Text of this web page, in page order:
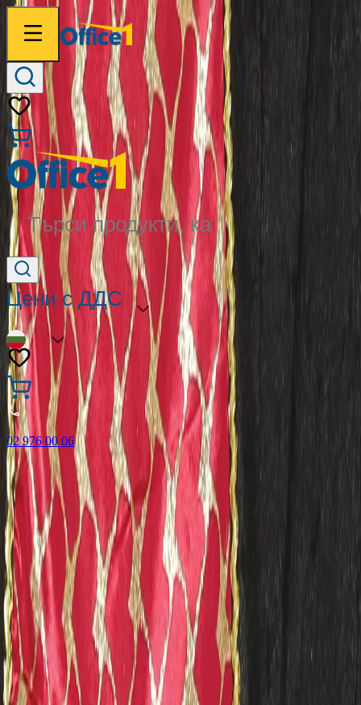
Търси продукти, категории...
Цени с ДДС
BG
02 976 00 06
🎁 Купи 3 продукта с марката Faber-Castell и вземи
най-евтиния БЕЗПЛАТНО! Важи само онлайн до
31.08.2026 г.